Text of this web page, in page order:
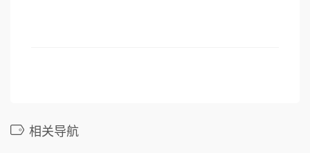
相关导航